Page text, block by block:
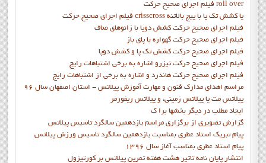
فيلم اجراي صحيح حرکت roll over
فيلم اجراي صحيح حركت crisscross يا كشش تك پا با پيچ بالاتنه
فيلم اجراي صحيح حرکت كشش دوپا با زانوهاي صاف
فيلم اجراي صحيح حرکت گهواره با پاي باز
فيلم اجراي صحيح حرکت کشش تک پا و کشش دوپا
فيلم اجراي صحيح حرکت تيزرو اشاره به برخي اشتباهات رايج
فيلم اجراي صحيح حرکت هاندرد و اشاره به برخي از اشتباهات رايج
مراسم اهدای مدارک فنون و مهارت آموزش پیلاتس - استان اصفهان سال 96
پیلاتس مت یا پیلاتس زمینی، و پیلاتس ریفورمر
ايجاد مطلب در ديگر بخشها برا ک
گزارش تصويري از برگزاري مراسم يازدهمين سالگرد تاسيس پيلاتس
پيام تبريک استاد عطري بمناسبت يازدهمين سالگرد تاسيس ورزش پيلاتس
پيام استاد عطري بمناسب آغاز سال 1396
انتشار پايان نامه تاثیر هشت هفته تمرین پیلاتس بر کورتیزول